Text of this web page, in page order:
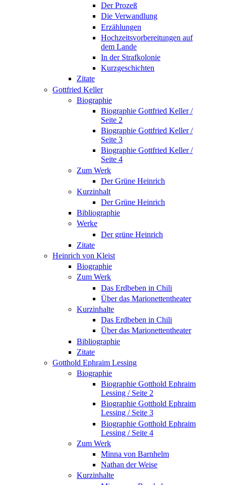
Der Prozeß
Die Verwandlung
Erzählungen
Hochzeitsvorbereitungen auf
dem Lande
In der Strafkolonie
Kurzgeschichten
Zitate
Gottfried Keller
Biographie
Biographie Gottfried Keller /
Seite 2
Biographie Gottfried Keller /
Seite 3
Biographie Gottfried Keller /
Seite 4
Zum Werk
Der Grüne Heinrich
Kurzinhalt
Der Grüne Heinrich
Bibliographie
Werke
Der grüne Heinrich
Zitate
Heinrich von Kleist
Biographie
Zum Werk
Das Erdbeben in Chili
Über das Marionettentheater
Kurzinhalte
Das Erdbeben in Chili
Über das Marionettentheater
Bibliographie
Zitate
Gotthold Ephraim Lessing
Biographie
Biographie Gotthold Ephraim
Lessing / Seite 2
Biographie Gotthold Ephraim
Lessing / Seite 3
Biographie Gotthold Ephraim
Lessing / Seite 4
Zum Werk
Minna von Barnhelm
Nathan der Weise
Kurzinhalte